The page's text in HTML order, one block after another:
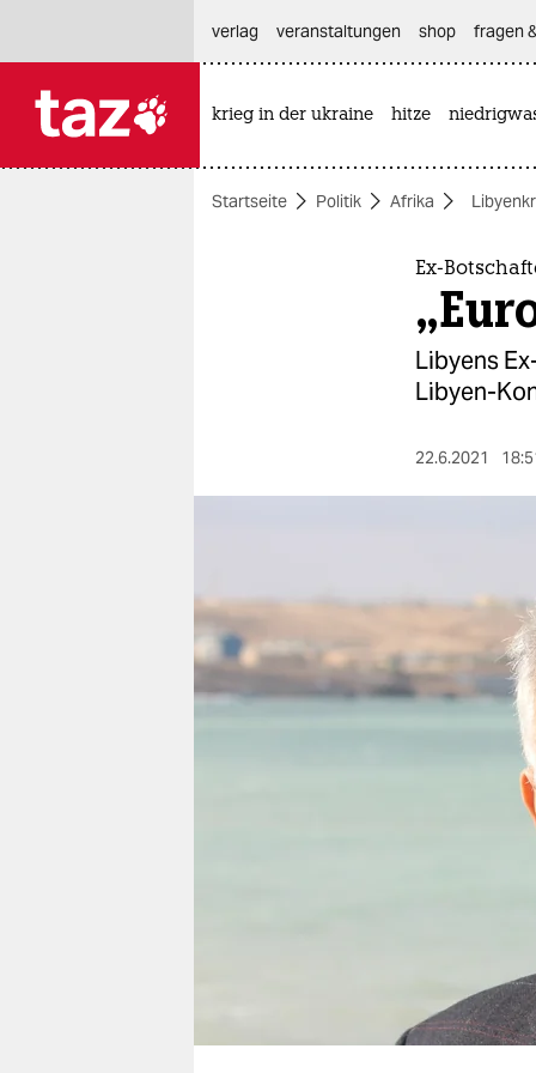
themen
nord
wahrheit
verlag
verlag
veranstaltungen shop fragen
krieg in der ukraine hitze
Startseite Politik Afrika
Ex-
Libyens
Libyen-
22.6.2021